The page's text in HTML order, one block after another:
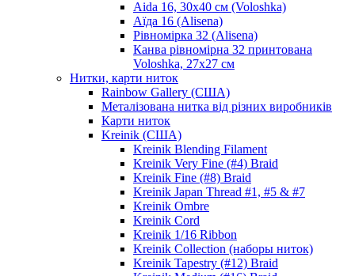
Aida 16, 30х40 см (Voloshka)
Аїда 16 (Alisena)
Рівномірка 32 (Alisena)
Канва рівномірна 32 принтована
Voloshka, 27х27 см
Нитки, карти ниток
Rainbow Gallery (США)
Металізована нитка від різних виробників
Карти ниток
Kreinik (США)
Kreinik Blending Filament
Kreinik Very Fine (#4) Braid
Kreinik Fine (#8) Braid
Kreinik Japan Thread #1, #5 & #7
Kreinik Ombre
Kreinik Cord
Kreinik 1/16 Ribbon
Kreinik Collection (наборы ниток)
Kreinik Tapestry (#12) Braid